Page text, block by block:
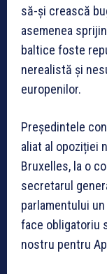
să-și crească
asemenea
baltice foste
nerealistă și
europenilor.
Președintele
aliat al opoziției
Bruxelles, la o
secretarul
parlamentului
face obligatoriu
nostru pentru